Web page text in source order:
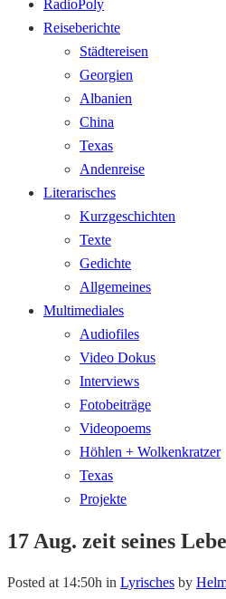
RadioPoly
Reiseberichte
Städtereisen
Georgien
Albanien
China
Texas
Andenreise
Literarisches
Kurzgeschichten
Texte
Gedichte
Allgemeines
Multimediales
Audiofiles
Video Dokus
Interviews
Fotobeiträge
Videopoems
Höhlen + Wolkenkratzer
Texas
Projekte
17 Aug. zeit seines
Posted at 14:50h in Lyrisches by